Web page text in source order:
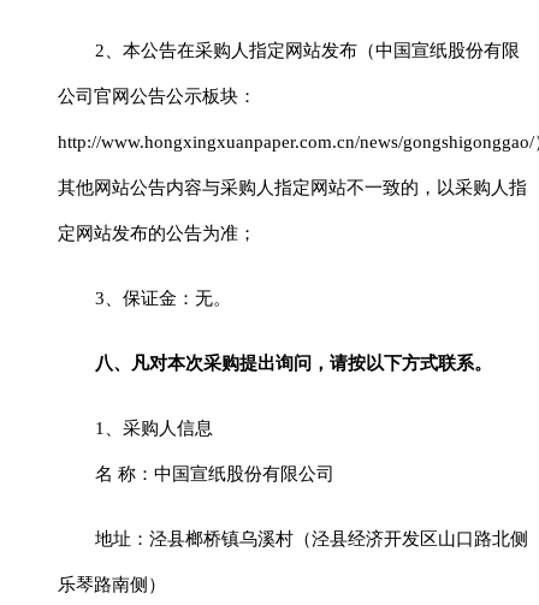
2、 本公告在采购人指定网站发布 （中国宣纸股份有限
公司官网公告公示板块：
http://www.hongxingxuanpaper.com.cn/news/gongshigonggao/
其他网站公告内容与采购人指定网站不一致的，以采购人指
定网站发布的公告为准 ；
3 、保证金 ： 无。
八、凡对本次采购提出询问，请按以下方式联系。
1、采购人信息
名 称： 中国宣纸股份有限公司
地址： 泾县榔桥镇乌溪村（泾县经济开发区山口路北侧
乐琴路南侧）